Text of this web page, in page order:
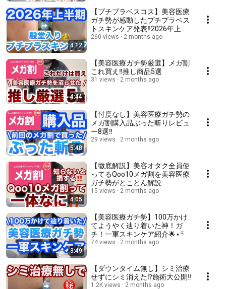
4:12
【プチプラベスコス】美容医療
ガチ勢が感動したプチプラベス
トスキンケア発表‼️2026年上半
期‼️
260 views 2 months ago
4:44
【美容医療ガチ勢厳選】メガ割
これ買え‼️推し商品5選
31 views 2 months ago
5:48
【忖度なし】美容医療ガチ勢の
メガ割購入品ぶった斬りレビュ
ー8選‼️
29 views 2 months ago
4:05
【徹底解説】美容オタク全員使
ってるQoo10メガ割を美容医療
ガチ勢がとことん解説
15 views 2 months ago
3:49
【美容医療ガチ勢】100万かけ
てようやく辿り着いた神！ガ
チ！一軍スキンケア紹介🌟⋆꙳
74 views 2 months ago
【ダウンタイム無し】シミ治療
せずにシミ消えた⁉️施術大公開‼️
1.2K views 2 months ago